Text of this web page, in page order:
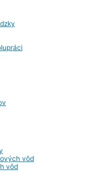
vôd
vôd